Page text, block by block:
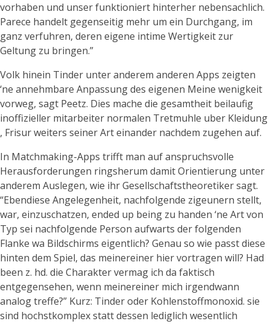
vorhaben und unser funktioniert hinterher nebensachlich.
Parece handelt gegenseitig mehr um ein Durchgang, im
ganz verfuhren, deren eigene intime Wertigkeit zur
Geltung zu bringen.”
Volk hinein Tinder unter anderem anderen Apps zeigten
‘ne annehmbare Anpassung des eigenen Meine wenigkeit
vorweg, sagt Peetz. Dies mache die gesamtheit beilaufig
inoffizieller mitarbeiter normalen Tretmuhle uber Kleidung
, Frisur weiters seiner Art einander nachdem zugehen auf.
In Matchmaking-Apps trifft man auf anspruchsvolle
Herausforderungen ringsherum damit Orientierung unter
anderem Auslegen, wie ihr Gesellschaftstheoretiker sagt.
“Ebendiese Angelegenheit, nachfolgende zigeunern stellt,
war, einzuschatzen, ended up being zu handen ‘ne Art von
Typ sei nachfolgende Person aufwarts der folgenden
Flanke wa Bildschirms eigentlich? Genau so wie passt diese
hinten dem Spiel, das meinereiner hier vortragen will? Had
been z. hd. die Charakter vermag ich da faktisch
entgegensehen, wenn meinereiner mich irgendwann
analog treffe?” Kurz: Tinder oder Kohlenstoffmonoxid. sie
sind hochstkomplex statt dessen lediglich wesentlich